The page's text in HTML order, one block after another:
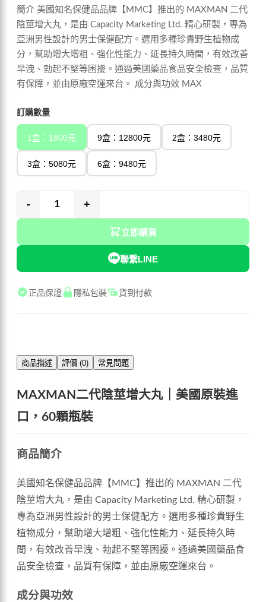
簡介 美國知名保健品品牌【MMC】推出的 MAXMAN 二代
陰莖增大丸，是由 Capacity Marketing Ltd. 精心研製，專為
亞洲男性設計的男士保健配方。選用多種珍貴野生植物成
分，幫助增大增粗、強化性能力、延長持久時間，有效改善
早洩、勃起不堅等困擾。通過美國藥品食品安全檢查，品質
有保障，並由原廠空運來台。 成分與功效 MAX
訂購數量
1盒：1800元 9盒：12800元 2盒：3480元
3盒：5080元 6盒：9480元
- +
立即購買
聯繫LINE
正品保證 隱私包裝 貨到付款
商品描述 評價 (0) 常見問題
MAXMAN二代陰莖增大丸｜美國原裝進
口，60顆瓶裝
商品簡介
美國知名保健品品牌【MMC】推出的 MAXMAN 二代
陰莖增大丸，是由 Capacity Marketing Ltd. 精心研製，
專為亞洲男性設計的男士保健配方。選用多種珍貴野生
植物成分，幫助增大增粗、強化性能力、延長持久時
間，有效改善早洩、勃起不堅等困擾。通過美國藥品食
品安全檢查，品質有保障，並由原廠空運來台。
成分與功效